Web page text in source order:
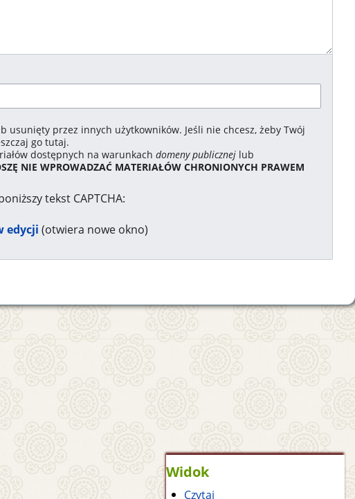
przez innych użytkowników. Jeśli nie chcesz, żeby Twój
go tutaj.
dostępnych na warunkach domeny publicznej lub
NIE WPROWADZAĆ MATERIAŁÓW CHRONIONYCH PRAWEM
tekst CAPTCHA:
edycji (otwiera nowe okno)
Widok
Czytaj